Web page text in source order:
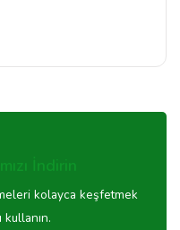
İndirin
kolayca keşfetmek
kullanın.